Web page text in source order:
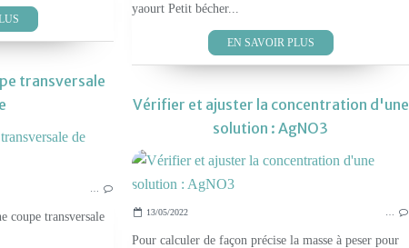
yaourt Petit bécher...
EN SAVOIR PLUS
transversale
coupe transversale
Vérifier et ajuster la concentration d'une
solution : AgNO3
13/05/2022
Pour calculer de façon précise la masse à peser pour